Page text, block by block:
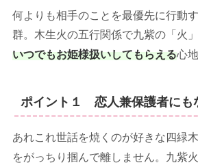
何よりも相手のことを最優先に行動
群。木生火の五行関係で九紫の「火
いつでもお姫様扱いしてもらえる心
ポイント１ 恋人兼保護者にも
あれこれ世話を焼くのが好きな四緑
をがっちり掴んで離しません。九紫